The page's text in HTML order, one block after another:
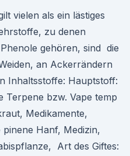
vielen als ein lästiges
zu denen
gehören, sind die
an Ackerrändern
Inhaltsstoffe: Hauptstoff:
Terpene bzw. Vape temp
Medikamente,
Hanf, Medizin,
Art des Giftes: